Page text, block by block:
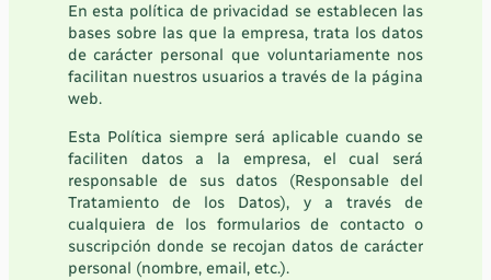
En esta política de privacidad se establecen las
bases sobre las que la empresa, trata los datos
de carácter personal que voluntariamente nos
facilitan nuestros usuarios a través de la página
web.
Esta Política siempre será aplicable cuando se
faciliten datos a la empresa, el cual será
responsable de sus datos (Responsable del
Tratamiento de los Datos), y a través de
cualquiera de los formularios de contacto o
suscripción donde se recojan datos de carácter
personal (nombre, email, etc.).